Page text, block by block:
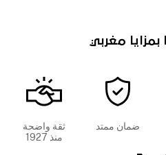
مغربي
ضمان ممتد
ثقة واضحة
منذ 1927